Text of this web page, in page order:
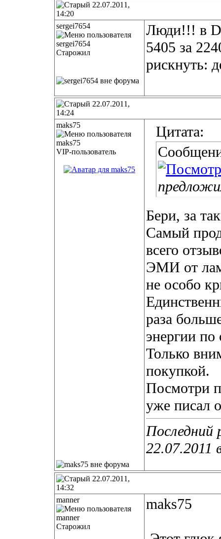
22.07.2011,
14:20
sergei7654
Старожил
Люди!!! в
5405 за
рискнуть:
22.07.2011,
14:24
maks75
VIP-пользователь
Цитата:
Бери, за
Самый
всего
ЭМИ от
не особо
раза
энергии
Только
покупкой.
Посмотри
уже писал
Последний
22.07.2011
22.07.2011,
14:32
manner
Старожил
maks75